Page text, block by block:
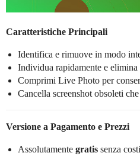
Caratteristiche Principali
Identifica e rimuove in modo
Individua rapidamente e
Comprimi Live Photo per
Cancella screenshot obsoleti
Versione a Pagamento e Prezzi
Assolutamente gratis senza